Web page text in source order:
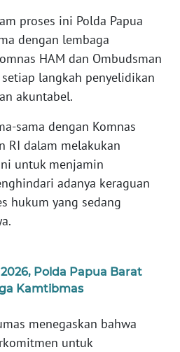
proses ini Polda Papua
dengan lembaga
HAM dan Ombudsman
langkah penyelidikan
akuntabel.
sama dengan Komnas
RI dalam melakukan
untuk menjamin
adanya keraguan
hukum yang sedang
Polda Papua Barat
Kamtibmas
menegaskan bahwa
untuk